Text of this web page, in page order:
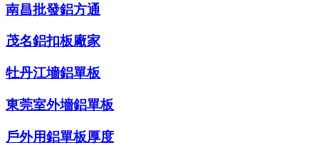
南昌批發鋁方通
茂名鋁扣板廠家
牡丹江墻鋁單板
東莞室外墻鋁單板
戶外用鋁單板厚度